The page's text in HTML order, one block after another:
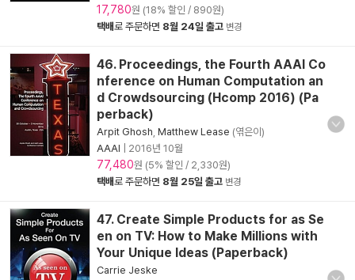
17,780원 (18% 할인 / 890원)
택배로 주문하면 8월 24일 출고 변경
46. Proceedings, the Fourth AAAI Co
nference on Human Computation an
d Crowdsourcing (Hcomp 2016) (Pa
perback)
Arpit Ghosh Matthew Lease (엮은이)
AAAI
2016년 10월
77,480원 (5% 할인 / 2,330원)
택배로 주문하면 8월 25일 출고 변경
47. Create Simple Products for as Se
en on TV: How to Make Millions with
Your Unique Ideas (Paperback)
Carrie Jeske